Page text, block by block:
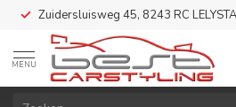
Zuidersluisweg 45, 8243 RC
MENU